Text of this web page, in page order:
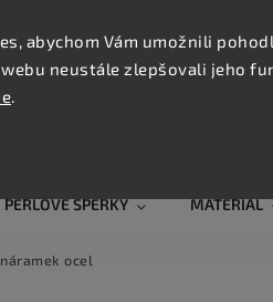
abychom Vám umožnili
neustále zlepšovali jeho
.
PERLOVÉ ŠPERKY MATERIÁL
ocel